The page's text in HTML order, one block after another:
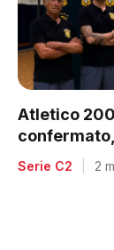
Atletico
voglia di
Serie C2 2